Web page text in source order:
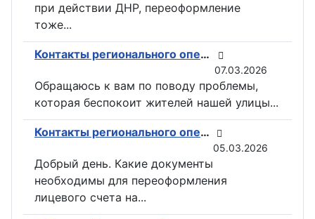
при действии ДНР, переоформление
тоже...
Контакты регионального оператора по вывозу ТКО ГУП «ДОНСНАБКОМПЛЕКТ» в Горловке
07.03.2026
Обращаюсь к вам по поводу проблемы,
которая беспокоит жителей нашей улицы...
Контакты регионального оператора по вывозу ТКО ГУП «ДОНСНАБКОМПЛЕКТ» в Горловке
05.03.2026
Добрый день. Какие документы
необходимы для переоформления
лицевого счета на...